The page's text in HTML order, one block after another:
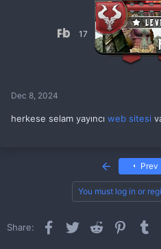
17
Dec 8, 2024
herkese selam yayıncı web sitesi
Prev
You must log in or
Share: Facebook
TwitterReddit